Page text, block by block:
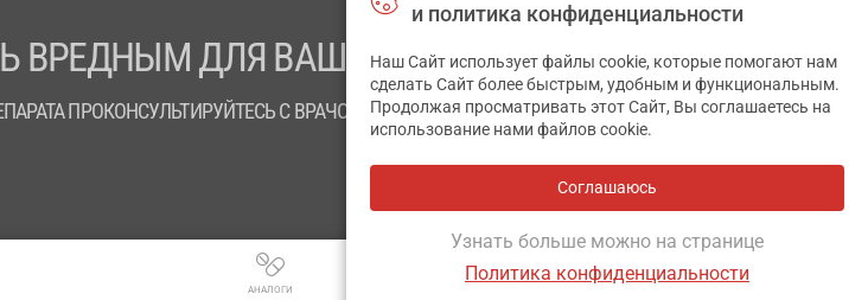
АНАЛОГИ
ВРЕДНЫМ ДЛЯ ВАШЕГО ЗДОРОВЬЯ
ПРОКОНСУЛЬТИРУЙТЕСЬ С ВРАЧОМ
и политика конфиденциальности
Наш Сайт использует файлы cookie, которые помогают нам
сделать Сайт более быстрым, удобным и функциональным.
Продолжая просматривать этот Сайт, Вы соглашаетесь на
использование нами файлов cookie.
Соглашаюсь
Узнать больше можно на странице
Политика конфиденциальности
✕